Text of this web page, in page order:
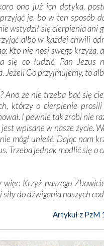
ono już ich dotyka,
je, bo w ten sposób
wstydził się cierpienia ani
albo w każdej chwili
Kto nie nosi swego krzyża,
co łudzić, Pan Jezus
Jeżeli Go przyjmujemy, to
Ano że nie trzeba bać się
którzy o cierpienie
I pewnie tak zrobi nie
wpisane w nasze życie.
mógł unieść. Dając nam
Trzeba jednak modlić się o
Krzyż naszego
do dźwigania naszych
Artykuł z PzM